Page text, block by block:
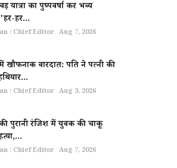
यात्रा का पुष्पवर्षा कर भव्य
हर...
: Chief Editor Aug 7, 2026
खौफनाक वारदात: पति ने पत्नी की
: Chief Editor Aug 3, 2026
पुरानी रंजिश में युवक की चाकू
: Chief Editor Aug 7, 2026